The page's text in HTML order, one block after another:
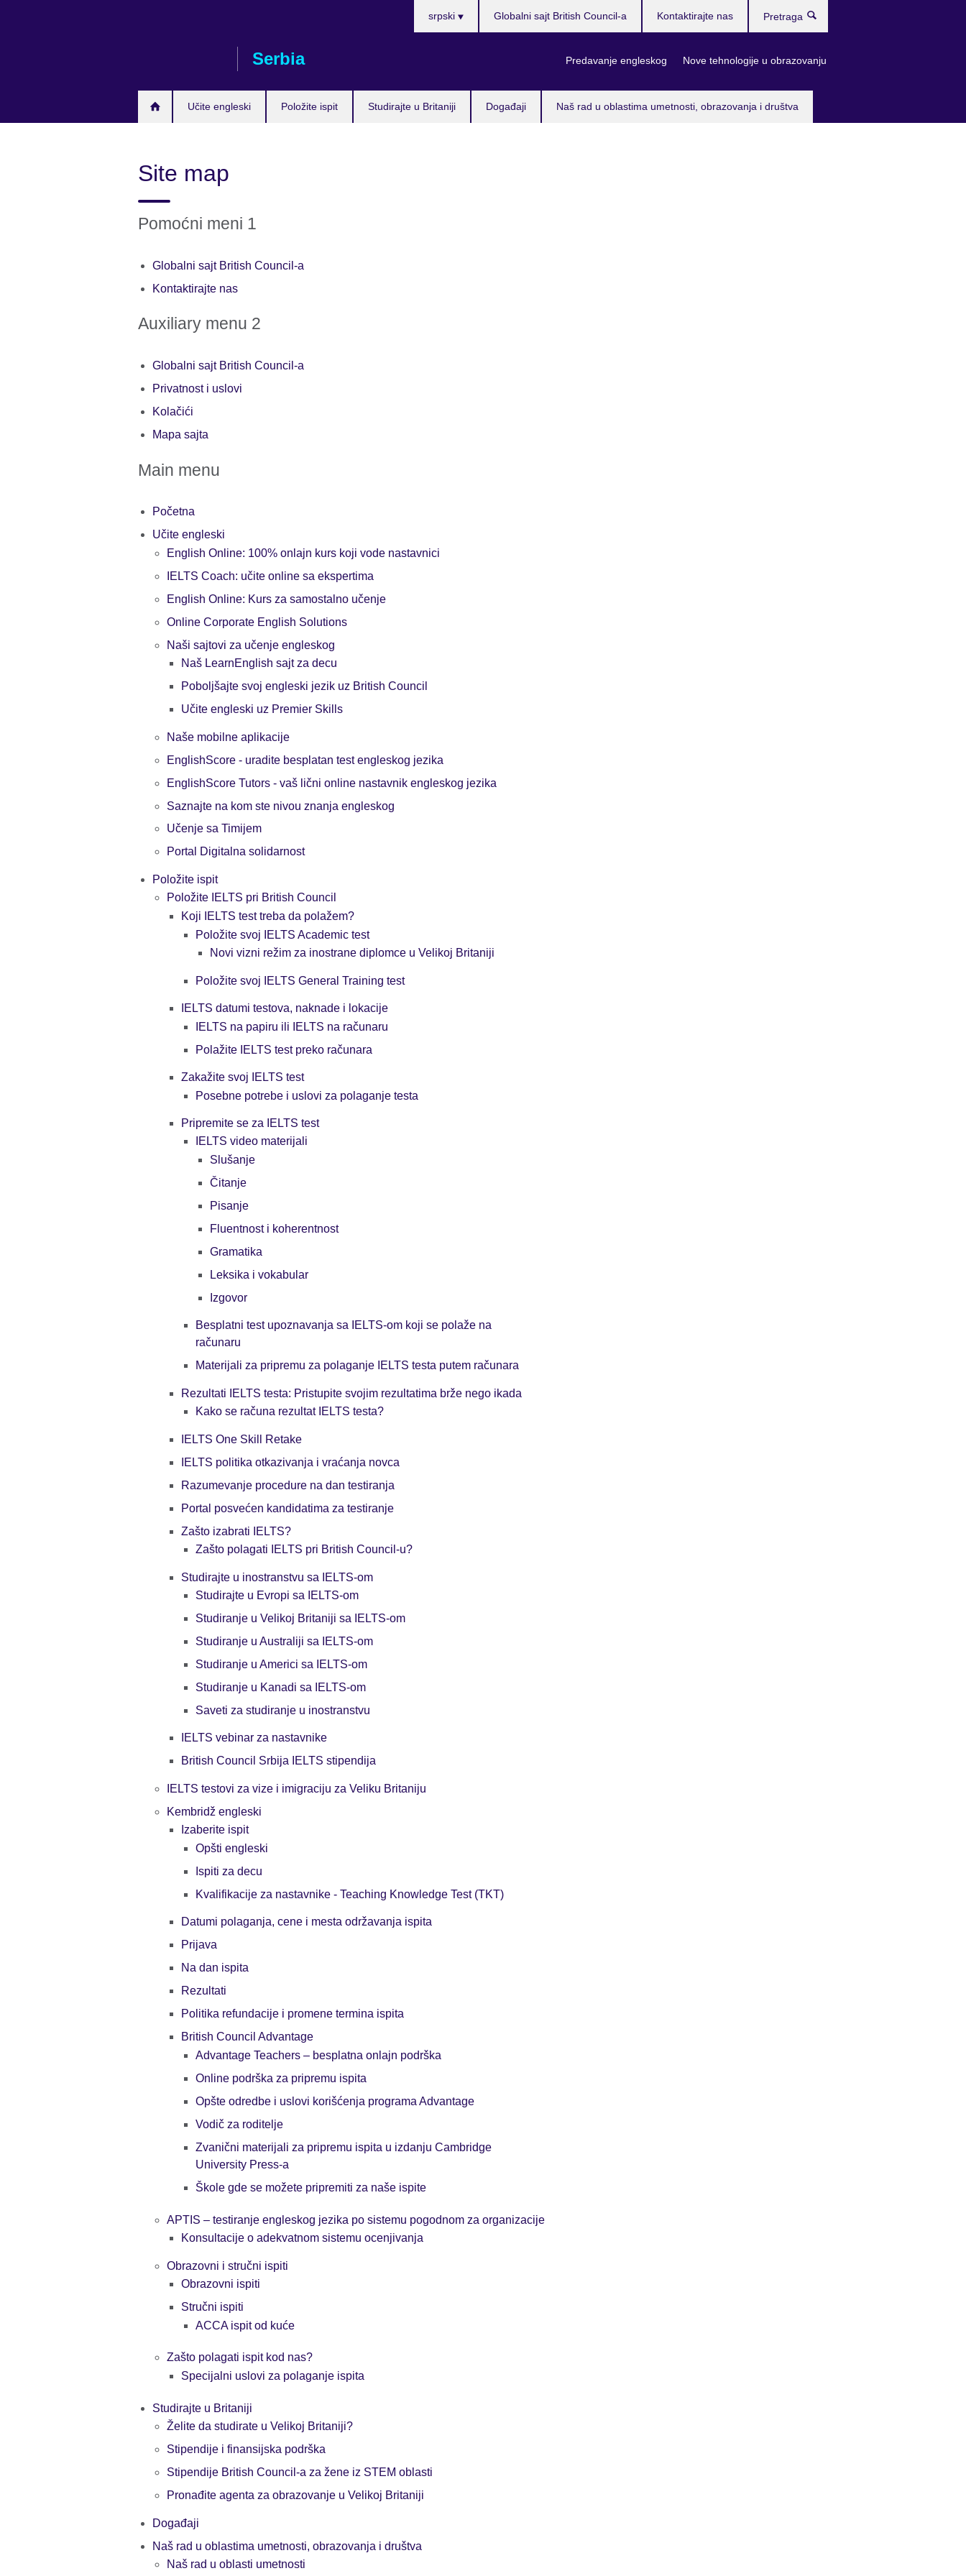
Serbia
Učite engleski Položite ispit Studirajte u Britaniji Događaji Naš rad u oblastima umetnosti, obrazovanja i društva
srpski
Predavanje engleskog Nove tehnologije u obrazovanju
Globalni sajt British Council-a Kontaktirajte nas
Site map
Pomoćni meni 1
Globalni sajt British Council-a
Kontaktirajte nas
Auxiliary menu 2
Globalni sajt British Council-a
Privatnost i uslovi
Kolačići
Mapa sajta
Main menu
Početna
Učite engleski
English Online: 100% onlajn kurs koji vode nastavnici
IELTS Coach: učite online sa ekspertima
English Online: Kurs za samostalno učenje
Online Corporate English Solutions
Naši sajtovi za učenje engleskog
Naš LearnEnglish sajt za decu
Poboljšajte svoj engleski jezik uz British Council
Učite engleski uz Premier Skills
Naše mobilne aplikacije
EnglishScore - uradite besplatan test engleskog jezika
EnglishScore Tutors - vaš lični online nastavnik engleskog jezika
Saznajte na kom ste nivou znanja engleskog
Učenje sa Timijem
Portal Digitalna solidarnost
Položite ispit
Položite IELTS pri British Council
Koji IELTS test treba da polažem?
Položite svoj IELTS Academic test
Novi vizni režim za inostrane diplomce u Velikoj Britaniji
Položite svoj IELTS General Training test
IELTS datumi testova, naknade i lokacije
IELTS na papiru ili IELTS na računaru
Polažite IELTS test preko računara
Zakažite svoj IELTS test
Posebne potrebe i uslovi za polaganje testa
Pripremite se za IELTS test
IELTS video materijali
Slušanje
Čitanje
Pisanje
Fluentnost i koherentnost
Gramatika
Leksika i vokabular
Izgovor
Besplatni test upoznavanja sa IELTS-om koji se polaže na
računaru
Materijali za pripremu za polaganje IELTS testa putem računara
Rezultati IELTS testa: Pristupite svojim rezultatima brže nego ikada
Kako se računa rezultat IELTS testa?
IELTS One Skill Retake
IELTS politika otkazivanja i vraćanja novca
Razumevanje procedure na dan testiranja
Portal posvećen kandidatima za testiranje
Zašto izabrati IELTS?
Zašto polagati IELTS pri British Council-u?
Studirajte u inostranstvu sa IELTS-om
Studirajte u Evropi sa IELTS-om
Studiranje u Velikoj Britaniji sa IELTS-om
Studiranje u Australiji sa IELTS-om
Studiranje u Americi sa IELTS-om
Studiranje u Kanadi sa IELTS-om
Saveti za studiranje u inostranstvu
IELTS vebinar za nastavnike
British Council Srbija IELTS stipendija
IELTS testovi za vize i imigraciju za Veliku Britaniju
Kembridž engleski
Izaberite ispit
Opšti engleski
Ispiti za decu
Kvalifikacije za nastavnike - Teaching Knowledge Test (TKT)
Datumi polaganja, cene i mesta održavanja ispita
Prijava
Na dan ispita
Rezultati
Politika refundacije i promene termina ispita
British Council Advantage
Advantage Teachers – besplatna onlajn podrška
Online podrška za pripremu ispita
Opšte odredbe i uslovi korišćenja programa Advantage
Vodič za roditelje
Zvanični materijali za pripremu ispita u izdanju Cambridge
University Press-a
Škole gde se možete pripremiti za naše ispite
APTIS – testiranje engleskog jezika po sistemu pogodnom za organizacije
Konsultacije o adekvatnom sistemu ocenjivanja
Obrazovni i stručni ispiti
Obrazovni ispiti
Stručni ispiti
ACCA ispit od kuće
Zašto polagati ispit kod nas?
Specijalni uslovi za polaganje ispita
Studirajte u Britaniji
Želite da studirate u Velikoj Britaniji?
Stipendije i finansijska podrška
Stipendije British Council-a za žene iz STEM oblasti
Pronađite agenta za obrazovanje u Velikoj Britaniji
Događaji
Naš rad u oblastima umetnosti, obrazovanja i društva
Naš rad u oblasti umetnosti